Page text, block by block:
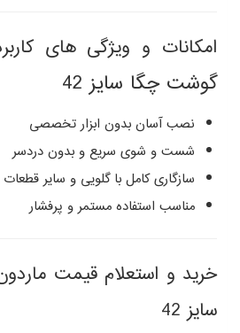
امکانات و ویژگی‌ های
گوشت چگا سایز 42
نصب آسان بدون ابزار تخصصی
شست‌ و شوی سریع و بدون دردسر
سازگاری کامل با گلویی و سایر
مناسب استفاده مستمر و پرفشار
خرید و استعلام قیمت
سایز 42